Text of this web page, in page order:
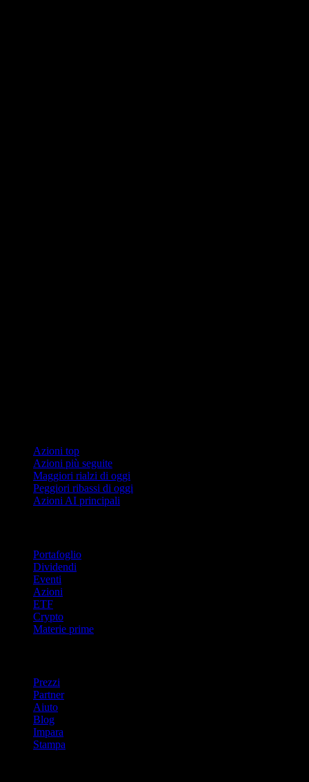
Azioni top
Azioni più seguite
Maggiori rialzi di oggi
Peggiori ribassi di oggi
Azioni AI principali
Portafoglio
Dividendi
Eventi
Azioni
ETF
Crypto
Materie prime
Prezzi
Partner
Aiuto
Blog
Impara
Stampa